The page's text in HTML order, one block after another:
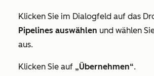
Klicken Sie im Dialogfeld auf das
Pipelines auswählen und wählen
aus.
Klicken Sie auf „Übernehmen“.